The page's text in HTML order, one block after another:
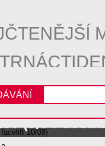
(9/04-